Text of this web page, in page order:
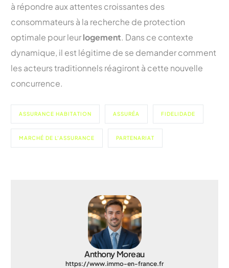
à répondre aux attentes croissantes des
consommateurs à la recherche de protection
optimale pour leurlogement. Dans ce contexte
dynamique, il est légitime de se demander comment
les acteurs traditionnels réagiront à cette nouvelle
concurrence.
ASSURANCE HABITATION ASSURÉA FIDELIDADE
MARCHÉ DE L'ASSURANCE PARTENARIAT
Anthony Moreau
https://www.immo-en-france.fr